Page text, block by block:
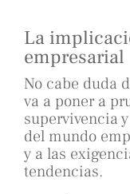
La
empresarial
No cabe duda
va a poner a
supervivencia
del mundo
y a las
tendencias.